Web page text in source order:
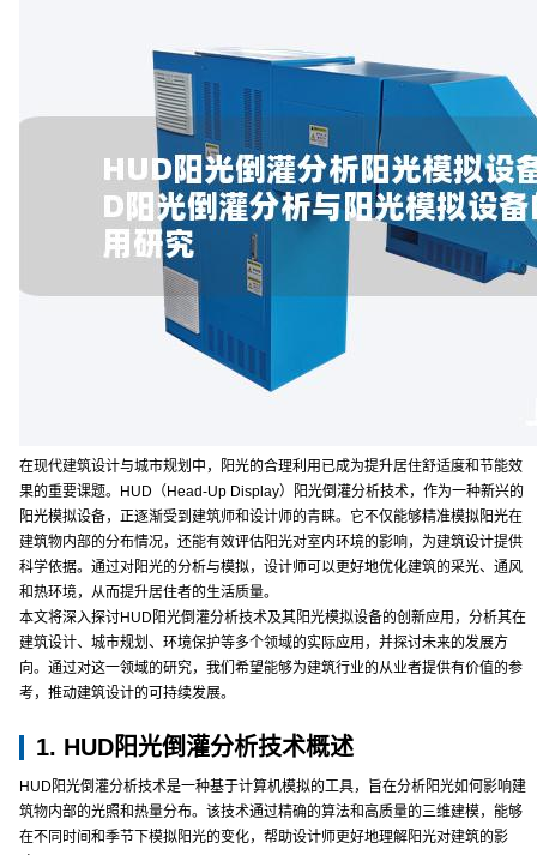
在现代建筑设计与城市规划中，阳光的合理利用已成为提升居住舒适度和节能效
果的重要课题。HUD（Head-Up Display）阳光倒灌分析技术，作为一种新兴的
阳光模拟设备，正逐渐受到建筑师和设计师的青睐。它不仅能够精准模拟阳光在
建筑物内部的分布情况，还能有效评估阳光对室内环境的影响，为建筑设计提供
科学依据。通过对阳光的分析与模拟，设计师可以更好地优化建筑的采光、通风
和热环境，从而提升居住者的生活质量。
本文将深入探讨HUD阳光倒灌分析技术及其阳光模拟设备的创新应用，分析其在
建筑设计、城市规划、环境保护等多个领域的实际应用，并探讨未来的发展方
向。通过对这一领域的研究，我们希望能够为建筑行业的从业者提供有价值的参
考，推动建筑设计的可持续发展。
1. HUD阳光倒灌分析技术概述
HUD阳光倒灌分析技术是一种基于计算机模拟的工具，旨在分析阳光如何影响建
筑物内部的光照和热量分布。该技术通过精确的算法和高质量的三维建模，能够
在不同时间和季节下模拟阳光的变化，帮助设计师更好地理解阳光对建筑的影